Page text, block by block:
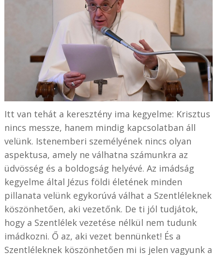
Itt van tehát a keresztény ima kegyelme: Krisztus
nincs messze, hanem mindig kapcsolatban áll
velünk. Istenemberi személyének nincs olyan
aspektusa, amely ne válhatna számunkra az
üdvösség és a boldogság helyévé. Az imádság
kegyelme által Jézus földi életének minden
pillanata velünk egykorúvá válhat a Szentléleknek
köszönhetően, aki vezetőnk. De ti jól tudjátok,
hogy a Szentlélek vezetése nélkül nem tudunk
imádkozni. Ő az, aki vezet bennünket! És a
Szentléleknek köszönhetően mi is jelen vagyunk a